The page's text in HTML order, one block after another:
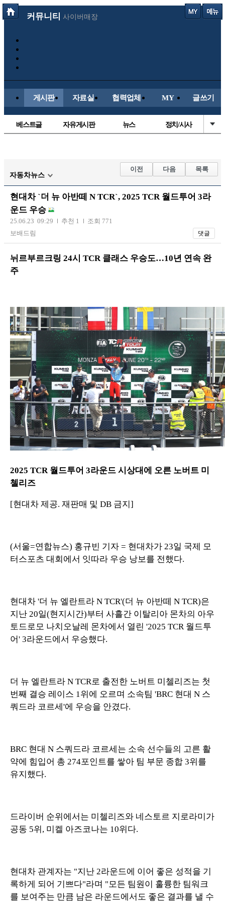
커뮤니티 사이버매장
게시판 자료실 협력업체 MY 글쓰기
베스트글 자유게시판 뉴스 정치/시사
해외축구
국내축구
자동차뉴스
이전 다음 목록
현대차 `더 뉴 아반떼 N TCR`, 2025 TCR 월드투어 3라
운드 우승
25.06.23 09:29 추천 1
조회 771
보배드림
댓글
뉘르부르크링 24시 TCR 클래스 우승도…10년 연속 완
주
2025 TCR 월드투어 3라운드 시상대에 오른 노버트 미
첼리즈
[현대차 제공. 재판매 및 DB 금지]
(서울=연합뉴스) 홍규빈 기자 = 현대차가 23일 국제 모
터스포츠 대회에서 잇따라 우승 낭보를 전했다.
현대차 '더 뉴 엘란트라 N TCR'(더 뉴 아반떼 N TCR)은
지난 20일(현지시간)부터 사흘간 이탈리아 몬차의 아우
토드로모 나치오날레 몬차에서 열린 '2025 TCR 월드투
어' 3라운드에서 우승했다.
더 뉴 엘란트라 N TCR로 출전한 노버트 미첼리즈는 첫
번째 결승 레이스 1위에 오르며 소속팀 'BRC 현대 N 스
쿼드라 코르세'에 우승을 안겼다.
BRC 현대 N 스쿼드라 코르세는 소속 선수들의 고른 활
약에 힘입어 총 274포인트를 쌓아 팀 부문 종합 3위를
유지했다.
드라이버 순위에서는 미첼리즈와 네스토르 지로라미가
공동 5위, 미켈 아즈코나는 10위다.
현대차 관계자는 "지난 2라운드에 이어 좋은 성적을 기
록하게 되어 기쁘다"라며 "모든 팀원이 훌륭한 팀워크
를 보여주는 만큼 남은 라운드에서도 좋은 결과를 낼 수